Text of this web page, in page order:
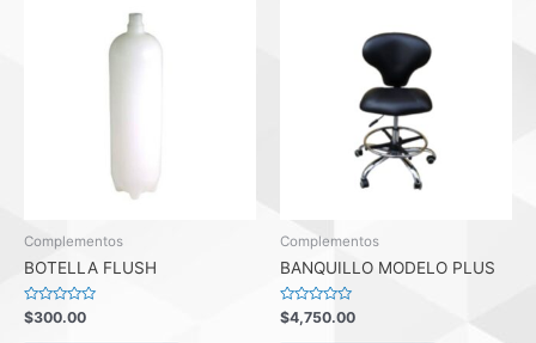
Complementos
BOTELLA FLUSH
Valorado
con
0
$300.00
Complementos
BANQUILLO MODELO PLUS
Valorado
con
0
$4,750.00